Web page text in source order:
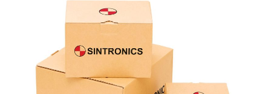
módulos antiguos a un alto nivel técnico o sustitución
de módulos descontinuados por módulos del propio